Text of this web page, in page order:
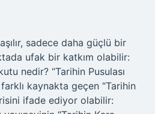
sadece daha güçlü bir
ufak bir katkım olabilir:
nedir? “Tarihin Pusulası
kaynakta geçen “Tarihin
ifade ediyor olabilir: